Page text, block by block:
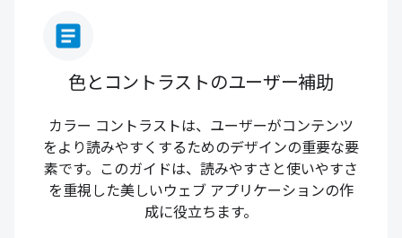
article
色とコントラストのユーザー補助
カラー コントラストは、ユーザーがコンテンツ
をより読みやすくするためのデザインの重要な要
素です。このガイドは、読みやすさと使いやすさ
を重視した美しいウェブ アプリケーションの作
成に役立ちます。